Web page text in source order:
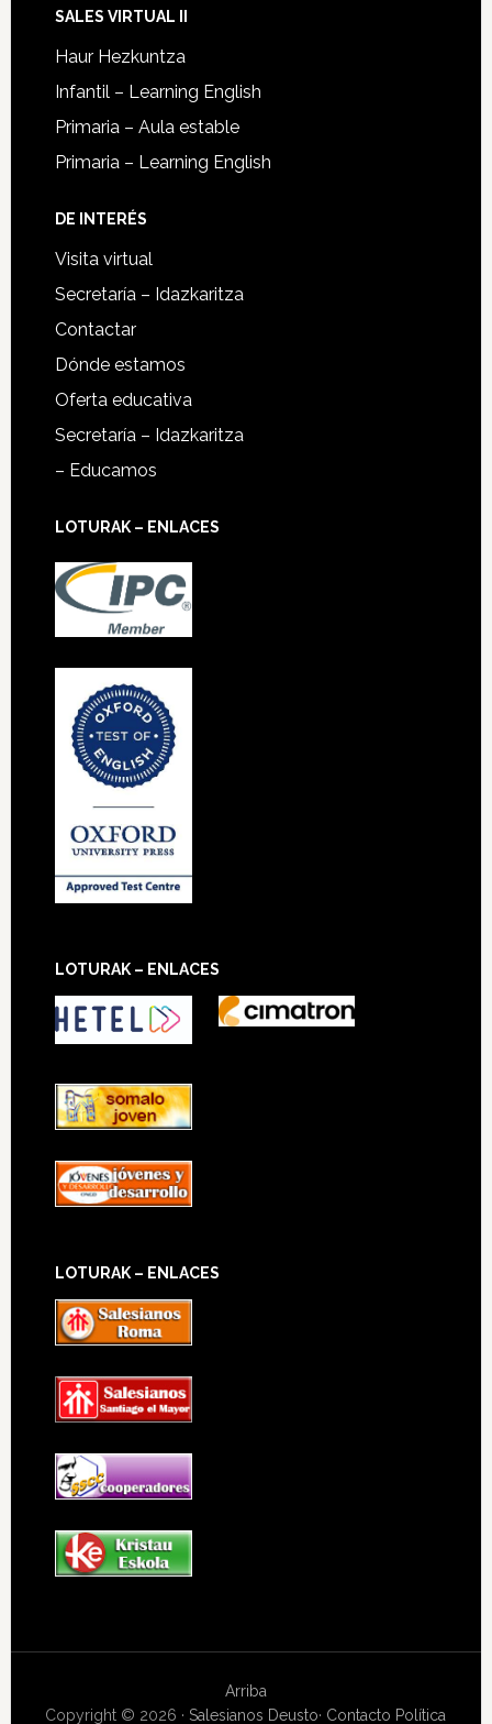
SALES VIRTUAL II
Haur Hezkuntza
Infantil – Learning English
Primaria – Aula estable
Primaria – Learning English
DE INTERÉS
Visita virtual
Secretaría – Idazkaritza
Contactar
Dónde estamos
Oferta educativa
Secretaría – Idazkaritza
– Educamos
LOTURAK – ENLACES
LOTURAK – ENLACES
LOTURAK – ENLACES
Arriba
Copyright © 2026 ·Salesianos Deusto· Contacto Política